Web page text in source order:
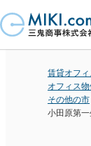
賃貸オフ
オフィス
その他の市
小田原第